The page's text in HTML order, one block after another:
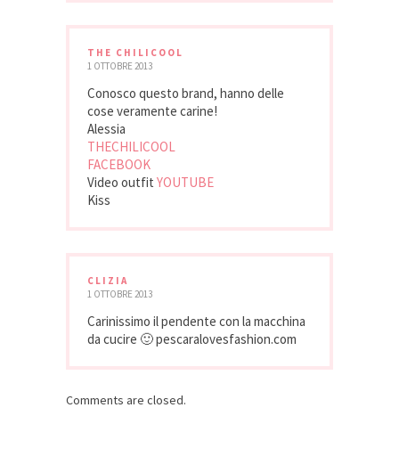
THE CHILICOOL
1 OTTOBRE 2013
Conosco questo brand, hanno delle
cose veramente carine!
Alessia
THECHILICOOL
FACEBOOK
Video outfit YOUTUBE
Kiss
CLIZIA
1 OTTOBRE 2013
Carinissimo il pendente con la macchina
da cucire 🙂 pescaralovesfashion.com
Comments are closed.